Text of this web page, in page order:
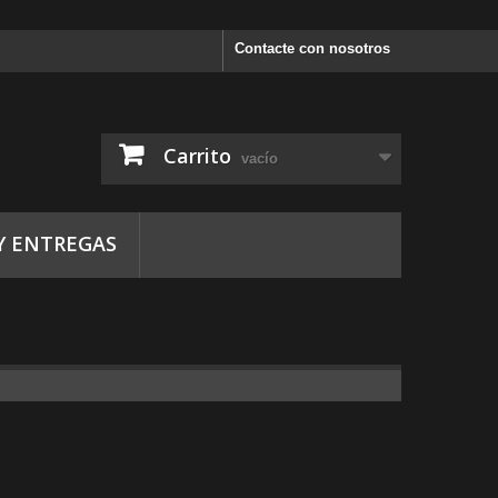
Contacte con nosotros
Carrito vacío
ENTREGAS